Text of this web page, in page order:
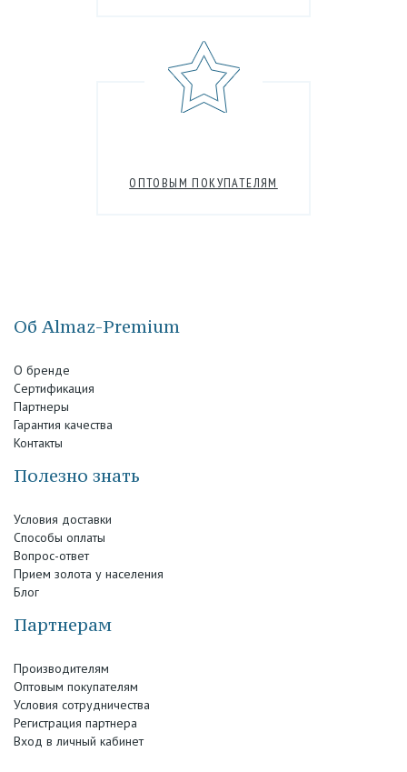
ОПТОВЫМ ПОКУПАТЕЛЯМ
Об Almaz-Premium
О бренде
Сертификация
Партнеры
Гарантия качества
Контакты
Полезно знать
Условия доставки
Способы оплаты
Вопрос-ответ
Прием золота у населения
Блог
Партнерам
Производителям
Оптовым покупателям
Условия сотрудничества
Регистрация партнера
Вход в личный кабинет